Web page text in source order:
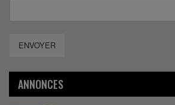
ENVOYER
ANNONCES